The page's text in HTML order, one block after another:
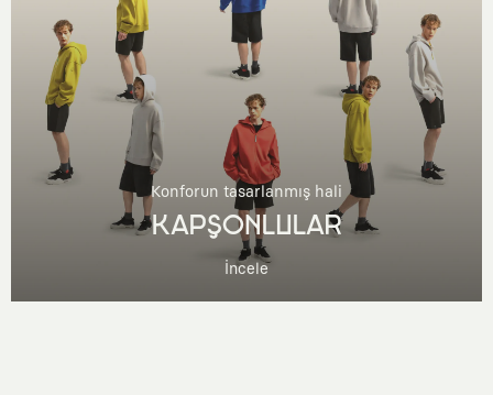
Konforun tasarlanmış hali
KAPŞONLULAR
İncele